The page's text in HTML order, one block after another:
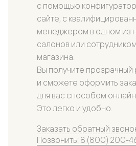
с помощью
сайте, с
менеджером в одном из
салонов или
магазина.
Вы получите прозрачный
и сможете оформить
для вас способом
Это легко и удобно.
Заказать обратный
Позвонить: 8 (800) 200-